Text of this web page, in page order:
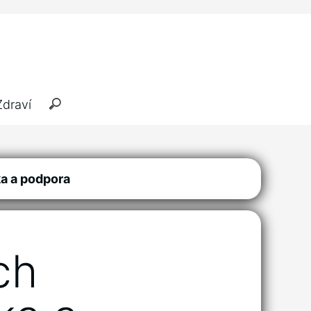
a podpora